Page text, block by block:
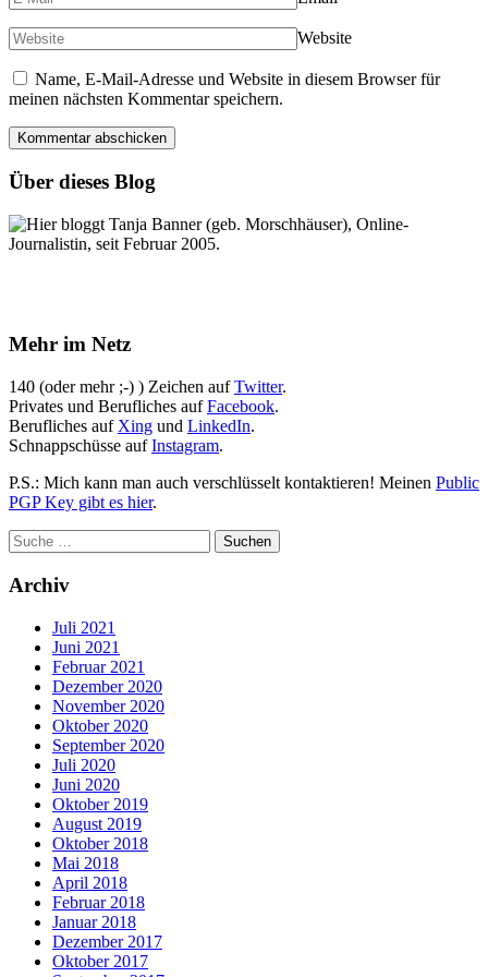
Website
Name, E-Mail-Adresse und Website in diesem Browser für
meinen nächsten Kommentar speichern.
Über dieses Blog
Hier bloggt Tanja Banner (geb. Morschhäuser), Online-
Journalistin, seit Februar 2005.
Mehr im Netz
140 (oder mehr ;-) ) Zeichen aufTwitter.
Privates und Berufliches aufFacebook.
Berufliches auf Xing und LinkedIn.
Schnappschüsse aufInstagram.
P.S.: Mich kann man auch verschlüsselt kontaktieren! Meinen Public
PGP Key gibt es hier.
Archiv
Juli 2021
Juni 2021
Februar 2021
Dezember 2020
November 2020
Oktober 2020
September 2020
Juli 2020
Juni 2020
Oktober 2019
August 2019
Oktober 2018
Mai 2018
April 2018
Februar 2018
Januar 2018
Dezember 2017
Oktober 2017